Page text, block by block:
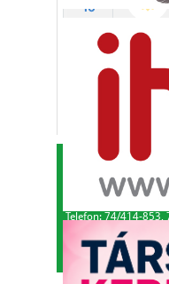
KAFI Reklám és
Alapító -
Kiadó és
Telefon: 74/414-853,
Adószám:
© Minden jog